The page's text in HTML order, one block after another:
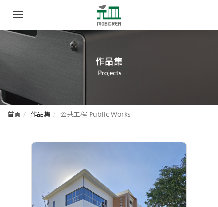
手
選
元
皿
家
具
意
限
司
首頁 作品集 公共工程 Public Works